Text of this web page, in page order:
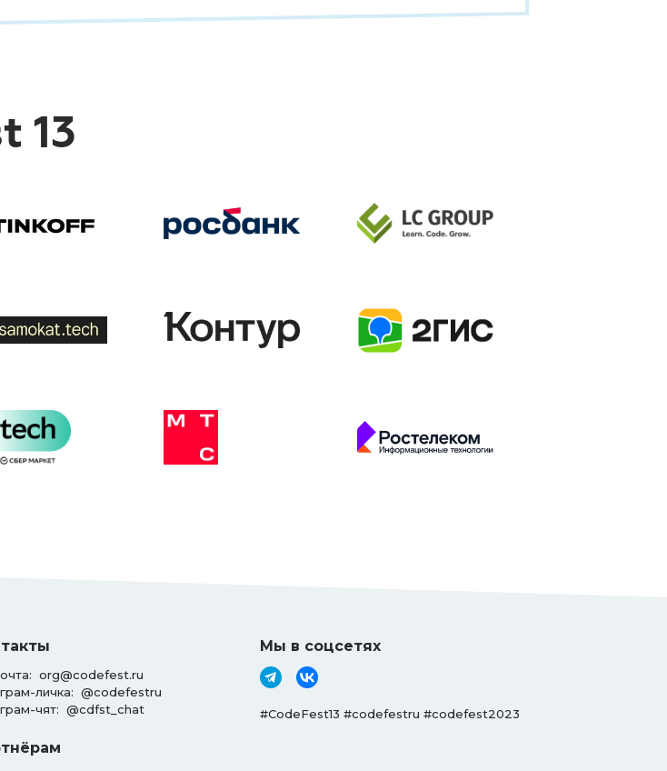
13
org@codefest.ru
личка: @codefestru
чят: @cdfst_chat
Мы в соцсетях
#CodeFest13 #codefestru #codefest2023